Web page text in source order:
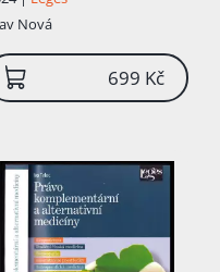
odborníků Komise
a stále je
rozhodcem ve sporech o
.cz, dříve též .eu. Ivo
členem rozkladové
práva. Profesor Telec
českého
z roku 2000, působil i v
pro nový občanský
2012. Vyhlášen byl
2006 v k...
,Petra Žikovská
Nová
699 Kč